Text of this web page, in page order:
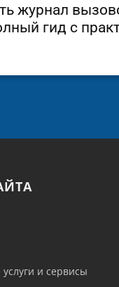
журнал
гид с
и сервисы